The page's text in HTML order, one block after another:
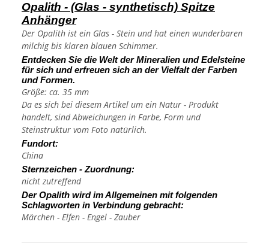
Opalith - (Glas - synthetisch) Spitze
Anhänger
Der Opalith ist ein Glas - Stein und hat einen wunderbaren
milchig bis klaren blauen Schimmer.
Entdecken Sie die Welt der Mineralien und Edelsteine
für sich und erfreuen sich an der Vielfalt der Farben
und Formen.
Größe: ca. 35 mm
Da es sich bei diesem Artikel um ein Natur - Produkt
handelt, sind Abweichungen in Farbe, Form und
Steinstruktur vom Foto natürlich.
Fundort:
China
Sternzeichen - Zuordnung:
nicht zutreffend
Der Opalith wird im Allgemeinen mit folgenden
Schlagworten in Verbindung gebracht:
Märchen - Elfen - Engel - Zauber